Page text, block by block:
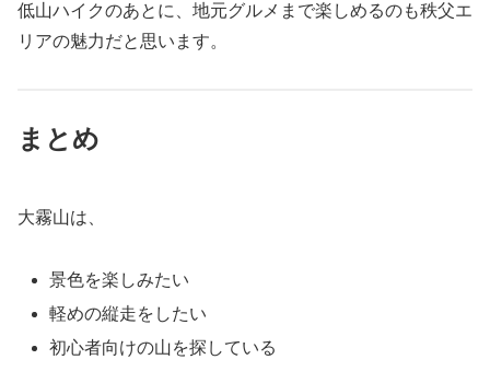
低山ハイクのあとに、地元グルメまで楽しめるのも秩父エ
リアの魅力だと思います。
まとめ
大霧山は、
景色を楽しみたい
軽めの縦走をしたい
初心者向けの山を探している